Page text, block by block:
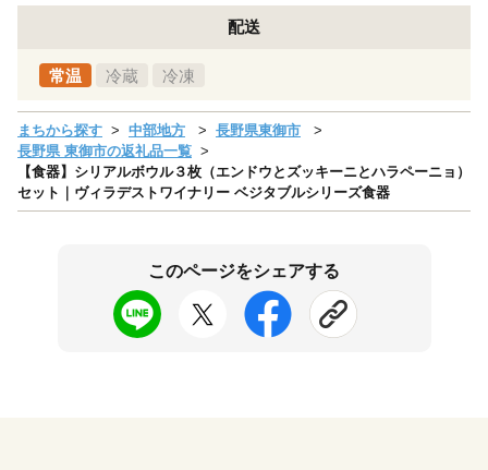
配送
常温 冷蔵 冷凍
まちから探す 中部地方
長野県東御市
長野県 東御市の返礼品一覧
【食器】シリアルボウル３枚（エンドウとズッキーニとハラペーニョ）
セット｜ヴィラデストワイナリー ベジタブルシリーズ食器
このページをシェアする